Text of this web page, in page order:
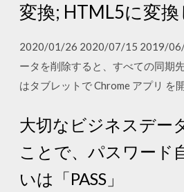
変換; HTML5に変
2020/01/26 2020/07/15 2019/06/
ータを削除すると、すべての同期
はタブレットで Chrome アプリ を
大切なビジネスデー
ことで、パスワード
いは「PASS」